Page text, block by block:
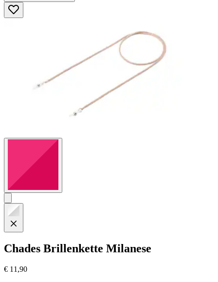
5
Sternen.
Chades Brillenkette Milanese
€ 11,90